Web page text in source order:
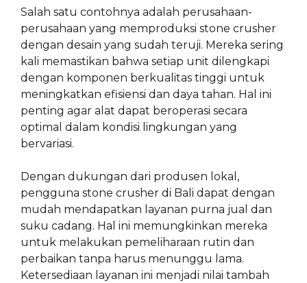
Salah satu contohnya adalah perusahaan-
perusahaan yang memproduksi stone crusher
dengan desain yang sudah teruji. Mereka sering
kali memastikan bahwa setiap unit dilengkapi
dengan komponen berkualitas tinggi untuk
meningkatkan efisiensi dan daya tahan. Hal ini
penting agar alat dapat beroperasi secara
optimal dalam kondisi lingkungan yang
bervariasi.
Dengan dukungan dari produsen lokal,
pengguna stone crusher di Bali dapat dengan
mudah mendapatkan layanan purna jual dan
suku cadang. Hal ini memungkinkan mereka
untuk melakukan pemeliharaan rutin dan
perbaikan tanpa harus menunggu lama.
Ketersediaan layanan ini menjadi nilai tambah